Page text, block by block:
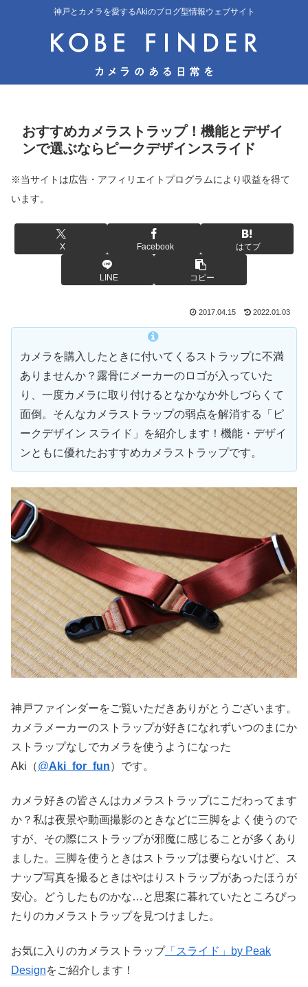
神戸とカメラを愛するAkiのブログ型情報ウェブサイト
おすすめカメラストラップ！機能とデザイ
ンで選ぶならピークデザインスライド
※当サイトは広告・アフィリエイトプログラムにより収益を得て
います。
X Facebook はてブ
LINE コピー
2017.04.15 2022.01.03
カメラを購入したときに付いてくるストラップに不満
ありませんか？露骨にメーカーのロゴが入っていた
り、一度カメラに取り付けるとなかなか外しづらくて
面倒。そんなカメラストラップの弱点を解消する「ピ
ークデザイン スライド」を紹介します！機能・デザイ
ンともに優れたおすすめカメラストラップです。
神戸ファインダーをご覧いただきありがとうございます。
カメラメーカーのストラップが好きになれずいつのまにか
ストラップなしでカメラを使うようになった
Aki（@Aki_for_fun）です。
カメラ好きの皆さんはカメラストラップにこだわってます
か？私は夜景や動画撮影のときなどに三脚をよく使うので
すが、その際にストラップが邪魔に感じることが多くあり
ました。三脚を使うときはストラップは要らないけど、ス
ナップ写真を撮るときはやはりストラップがあったほうが
安心。どうしたものかな…と思案に暮れていたところぴっ
たりのカメラストラップを見つけました。
お気に入りのカメラストラップ「スライド」by Peak
Designをご紹介します！